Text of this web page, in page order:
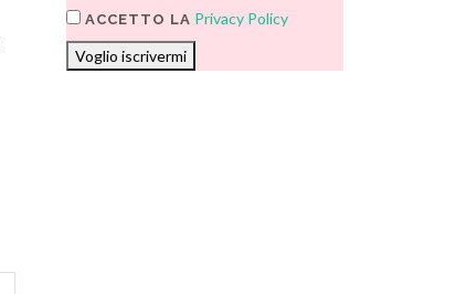
ACCETTO LA Privacy Policy
Voglio iscrivermi